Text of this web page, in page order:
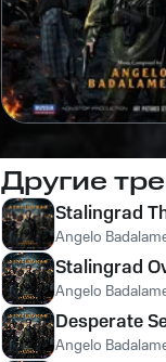
Другие
Stalingrad
Angelo
Stalingrad
Angelo
Desperate
Angelo